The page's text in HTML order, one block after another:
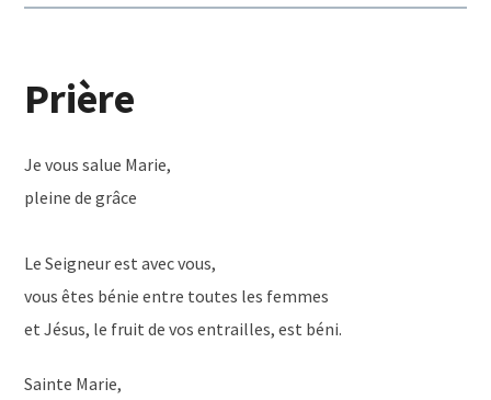
Prière
Je vous salue Marie,
pleine de grâce
Le Seigneur est avec vous,
vous êtes bénie entre toutes les femmes
et Jésus, le fruit de vos entrailles, est béni.
Sainte Marie,